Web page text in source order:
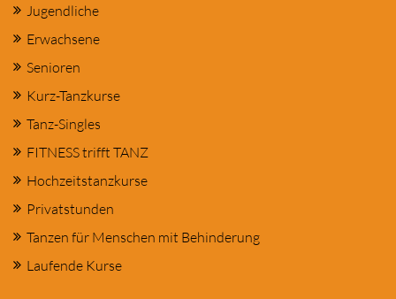
Jugendliche
Erwachsene
Senioren
Kurz-Tanzkurse
Tanz-Singles
FITNESS trifft TANZ
Hochzeitstanzkurse
Privatstunden
Tanzen für Menschen mit Behinderung
Laufende Kurse